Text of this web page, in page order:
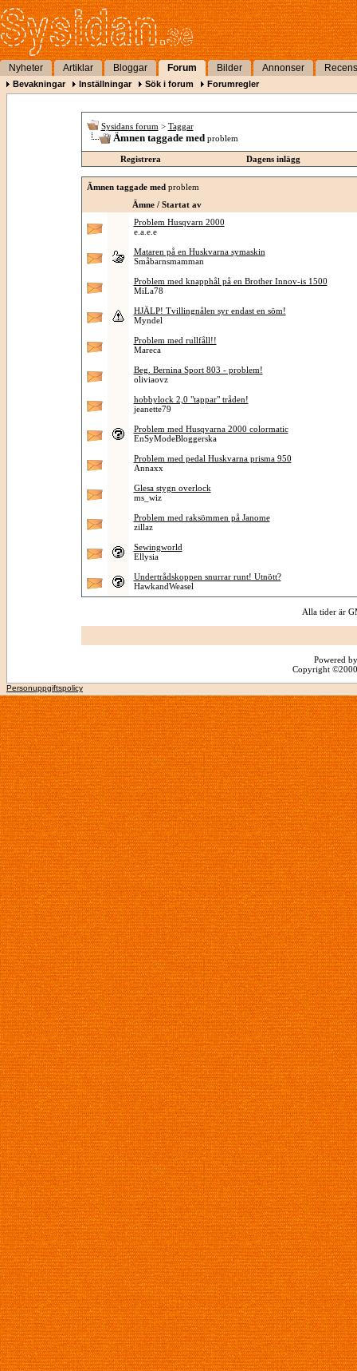
Nyheter Artiklar Bloggar Forum Bilder Annonser
Bevakningar Inställningar Sök i forum Forumregler
Sysidans forum > Taggar
Ämnen taggade med problem
Registrera Dagens inlägg
Ämnen taggade med problem
Ämne / Startat av
Problem Husqvarn 2000
e.a.e.e
Mataren på en Huskvarna symaskin
Småbarnsmamman
Problem med knapphål på en Brother Innov-is 1500
MiLa78
HJÄLP! Tvillingnålen syr endast en söm!
Myndel
Problem med rullfåll!!
Mareca
Beg. Bernina Sport 803 - problem!
oliviaovz
hobbylock 2,0 "tappar" tråden!
jeanette79
Problem med Husqvarna 2000 colormatic
EnSyModeBloggerska
Problem med pedal Huskvarna prisma 950
Annaxx
Glesa stygn overlock
ms_wiz
Problem med raksömmen på Janome
zillaz
Sewingworld
Ellysia
Undertrådskoppen snurrar runt! Utnött?
HawkandWeasel
Alla tider är
Powered
Copyright
Personuppgiftspolicy